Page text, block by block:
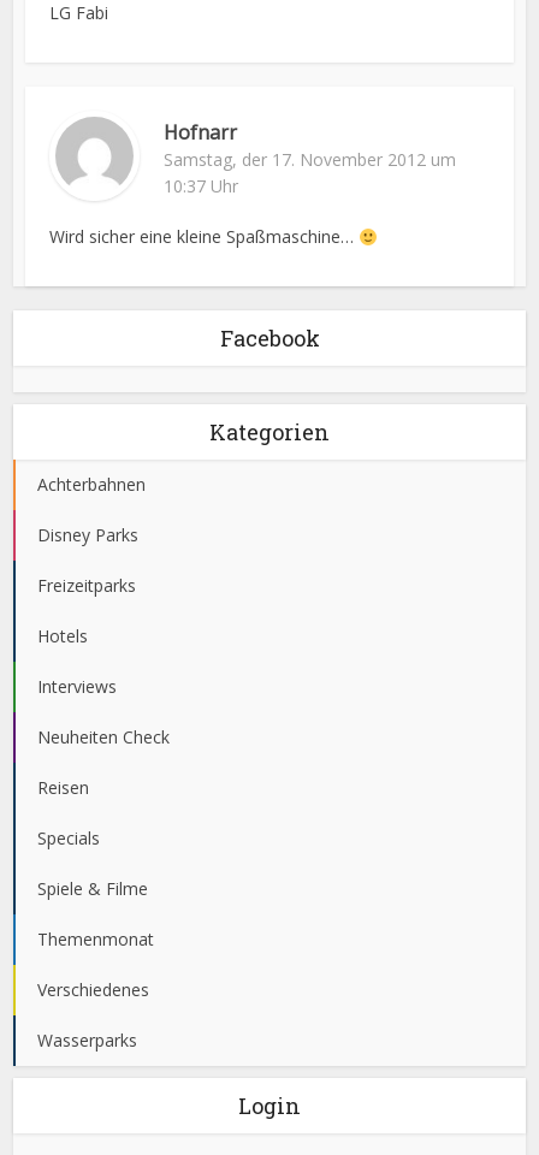
LG Fabi
Hofnarr
Samstag, der 17. November 2012 um
10:37 Uhr
Wird sicher eine kleine Spaßmaschine…
Facebook
Kategorien
Achterbahnen
Disney Parks
Freizeitparks
Hotels
Interviews
Neuheiten Check
Reisen
Specials
Spiele & Filme
Themenmonat
Verschiedenes
Wasserparks
Login